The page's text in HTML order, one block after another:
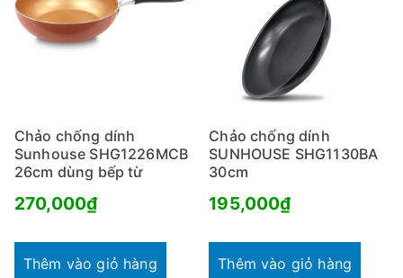
Chảo chống dính
Sunhouse SHG1226MCB
26cm dùng bếp từ
270,000₫
Thêm vào giỏ hàng
Chảo chống dính
SUNHOUSE SHG1130BA
30cm
195,000₫
Thêm vào giỏ hàng